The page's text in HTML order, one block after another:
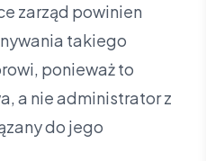
zarząd powinien
takiego
ponieważ to
a nie administrator z
do jego